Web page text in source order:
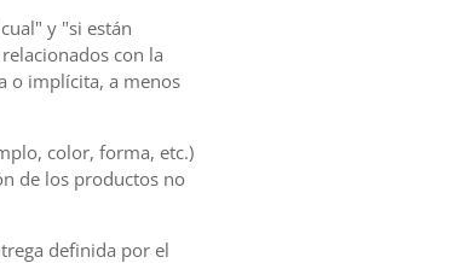
y "si están
con la
o implícita, a menos
color, forma, etc.)
de los productos no
definida por el